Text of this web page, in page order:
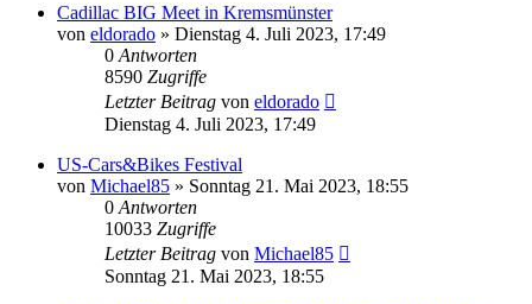
Cadillac BIG Meet in Kremsmünster
von eldorado » Dienstag 4. Juli 2023, 17:49
0 Antworten
8590 Zugriffe
Letzter Beitrag von eldorado
Dienstag 4. Juli 2023, 17:49
US-Cars&Bikes Festival
von Michael85 » Sonntag 21. Mai 2023, 18:55
0 Antworten
10033 Zugriffe
Letzter Beitrag von Michael85
Sonntag 21. Mai 2023, 18:55